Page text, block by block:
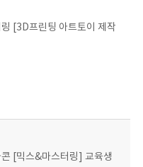
[3D프린팅 아트토이 제작
[믹스&마스터링] 교육생